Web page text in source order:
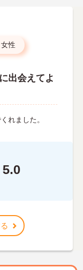
女性
出会えてよ
れました。
5.0